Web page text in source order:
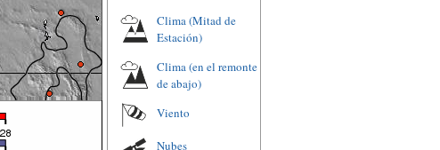
Clima (Mitad de
Estación)
Clima (en el remonte
de abajo)
Viento
Nubes